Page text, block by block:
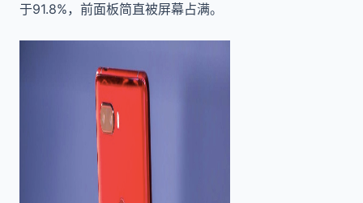
于91.8%，前面板简直被屏幕占满。